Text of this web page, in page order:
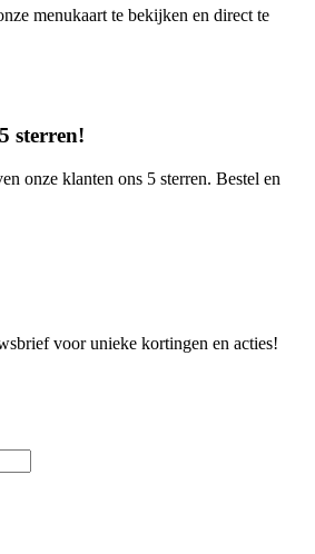
menukaart te bekijken en direct te
sterren!
onze klanten ons 5 sterren. Bestel en
voor unieke kortingen en acties!